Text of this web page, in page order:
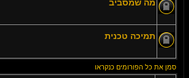
מה שמסביב
תמיכה טכנית
סמן את כל הפורומים כנקראו